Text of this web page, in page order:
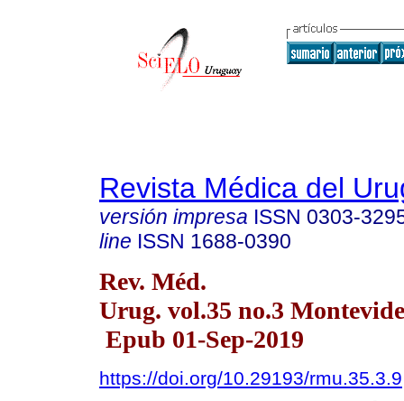
Revista Médica del
versión impresa ISSN 0303-
line ISSN 1688-0390
Rev. Méd.
Urug. vol.35 no.3
Epub 01-Sep-2019
https://doi.org/10.29193/rmu.35.3.9